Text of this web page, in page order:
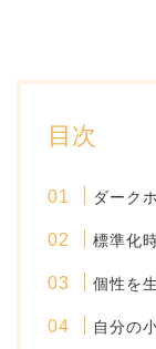
目次
ダーク
標準化
個性を
自分の